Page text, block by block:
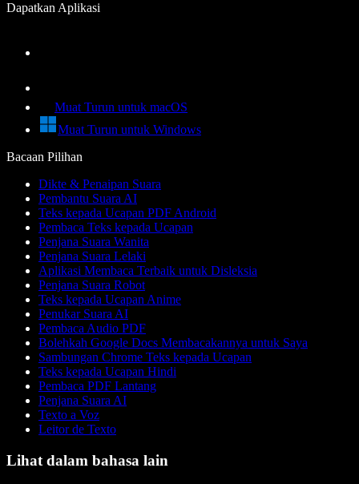
Dapatkan Aplikasi
Muat Turun untuk macOS
Muat Turun untuk Windows
Bacaan Pilihan
Dikte & Penaipan Suara
Pembantu Suara AI
Teks kepada Ucapan PDF Android
Pembaca Teks kepada Ucapan
Penjana Suara Wanita
Penjana Suara Lelaki
Aplikasi Membaca Terbaik untuk Disleksia
Penjana Suara Robot
Teks kepada Ucapan Anime
Penukar Suara AI
Pembaca Audio PDF
Bolehkah Google Docs Membacakannya untuk Saya
Sambungan Chrome Teks kepada Ucapan
Teks kepada Ucapan Hindi
Pembaca PDF Lantang
Penjana Suara AI
Texto a Voz
Leitor de Texto
Lihat dalam bahasa lain